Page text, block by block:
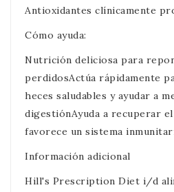
Antioxidantes clínicamente
Cómo ayuda:
Nutrición deliciosa para
perdidosActúa rápidamente
heces saludables y ayudar a
digestiónAyuda a recuperar
favorece un sistema
Información adicional
Hill's Prescription Diet i/d